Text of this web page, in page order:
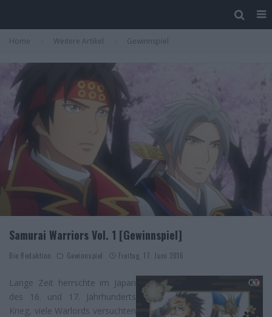
Home Weitere Artikel Gewinnspiel
Samurai Warriors Vol. 1 [Gewinnspiel]
Die Redaktion Gewinnspiel Freitag, 17. Juni 2016
Lange Zeit herrschte im Japan
des 16. und 17. Jahrhunderts
Krieg, viele Warlords versuchten